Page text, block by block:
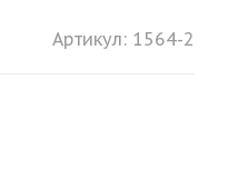
Артикул: 1564-2